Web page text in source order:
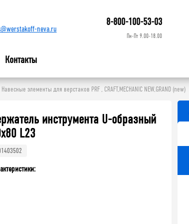
neva.ru
8-800-100-53-03
Пн-Пт 9.00-18.00
Контакты
Навесные элементы для верстаков PRF , CRAFT,MECHANIC NEW,GRAND (new)
инструмента U-образный
L23